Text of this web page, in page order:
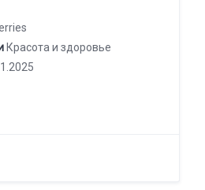
Красота и здоровье